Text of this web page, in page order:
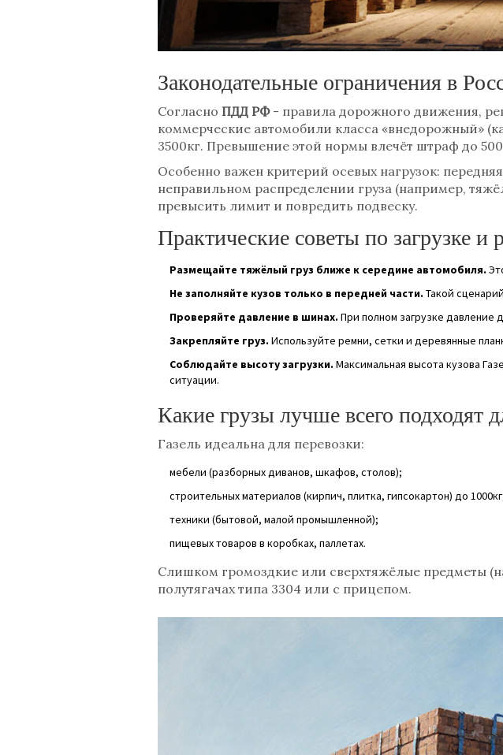
Законодательные ограничения в
Согласно ПДД РФ- правила дорожного движения,
коммерческие автомобили класса «внедорожный»
3500кг. Превышение этой нормы влечёт штраф до
Особенно важен критерий осевых нагрузок:
неправильном распределении груза (например,
превысить лимит и повредить подвеску.
Практические советы по загрузке и
Размещайте тяжёлый груз ближе к середине автомобиля.
Не заполняйте кузов только в передней части. Такой
Проверяйте давление в шинах. При полном загрузке давление
Закрепляйте груз. Используйте ремни, сетки и деревянные
Соблюдайте высоту загрузки. Максимальная высота кузова
ситуации.
Какие грузы лучше всего подходят
Газель идеальна для перевозки:
мебели (разборных диванов, шкафов, столов);
строительных материалов (кирпич, плитка, гипсокартон) до
техники (бытовой, малой промышленной);
пищевых товаров в коробках, паллетах.
Слишком громоздкие или сверхтяжёлые предметы
полутягачах типа 3304 или с прицепом.